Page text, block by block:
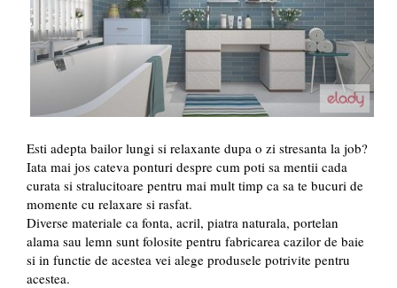
Esti adepta bailor lungi si relaxante dupa o zi stresanta la job?
Iata mai jos cateva ponturi despre cum poti sa mentii cada
curata si stralucitoare pentru mai mult timp ca sa te bucuri de
momente cu relaxare si rasfat.
Diverse materiale ca fonta, acril, piatra naturala, portelan
alama sau lemn sunt folosite pentru fabricarea cazilor de baie
si in functie de acestea vei alege produsele potrivite pentru
acestea.